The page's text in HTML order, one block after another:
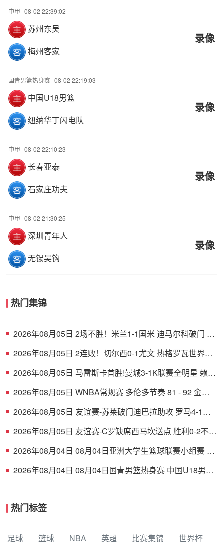
中甲 08-02 22:39:02
苏州东吴
梅州客家
录像
国青男篮热身赛 08-02 22:19:03
中国U18男篮
纽纳华丁闪电队
录像
中甲 08-02 22:10:23
长春亚泰
石家庄功夫
录像
中甲 08-02 21:30:25
深圳青年人
无锡吴钩
录像
热门集锦
2026年08月05日 2场不胜！米兰1-1国米 迪马尔科破门 恩
2026年08月05日 2连败！切尔西0-1尤文 热格罗瓦世界波
2026年08月05日 马雷斯卡首胜!曼城3-1K联赛全明星 赖因
2026年08月05日 WNBA常规赛 多伦多节奏 81 - 92 金州
2026年08月05日 友谊赛-苏莱破门迪巴拉助攻 罗马4-1纽
2026年08月05日 友谊赛-C罗缺席西马坎送点 胜利0-2不敌
2026年08月04日 08月04日亚洲大学生篮球联赛小组赛 延
2026年08月04日 08月04日国青男篮热身赛 中国U18男篮
热门标签
足球 篮球 NBA 英超 比赛集锦
世界杯